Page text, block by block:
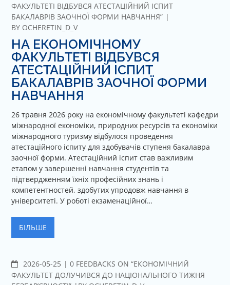
O
M
M
E
N
T
ФАКУЛЬТЕТІ ВІДБУВСЯ АТЕСТАЦІЙНИЙ ІСПИТ
БАКАЛАВРІВ ЗАОЧНОЇ ФОРМИ НАВЧАННЯ”
BY OCHERETIN_D_V
НА ЕКОНОМІЧНОМУ
ФАКУЛЬТЕТІ ВІДБУВСЯ
АТЕСТАЦІЙНИЙ ІСПИТ
БАКАЛАВРІВ ЗАОЧНОЇ ФОРМИ
НАВЧАННЯ
26 травня 2026 року на економічному факультеті кафедри
міжнародної економіки, природних ресурсів та економіки
міжнародного туризму відбулося проведення
атестаційного іспиту для здобувачів ступеня бакалавра
заочної форми. Атестаційний іспит став важливим
етапом у завершенні навчання студентів та
підтвердженням їхніх професійних знань і
компетентностей, здобутих упродовж навчання в
університеті. У роботі екзаменаційної…
БІЛЬШЕ
2026-05-25
C
O
0 FEEDBACKS ON “ЕКОНОМІЧНИЙ
ФАКУЛЬТЕТ ДОЛУЧИВСЯ ДО НАЦІОНАЛЬНОГО ТИЖНЯ